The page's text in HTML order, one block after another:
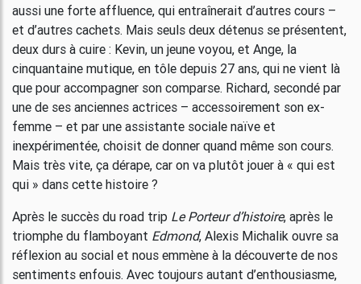
aussi une forte affluence, qui entraînerait d’autres cours –
et d’autres cachets. Mais seuls deux détenus se présentent,
deux durs à cuire : Kevin, un jeune voyou, et Ange, la
cinquantaine mutique, en tôle depuis 27 ans, qui ne vient là
que pour accompagner son comparse. Richard, secondé par
une de ses anciennes actrices – accessoirement son ex-
femme – et par une assistante sociale naïve et
inexpérimentée, choisit de donner quand même son cours.
Mais très vite, ça dérape, car on va plutôt jouer à « qui est
qui » dans cette histoire ?
Après le succès du road trip Le Porteur d’histoire, après le
triomphe du flamboyant Edmond, Alexis Michalik ouvre sa
réflexion au social et nous emmène à la découverte de nos
sentiments enfouis. Avec toujours autant d’enthousiasme,